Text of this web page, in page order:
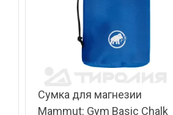
Сумка для магнезии
Mammut: Gym Basic Chalk